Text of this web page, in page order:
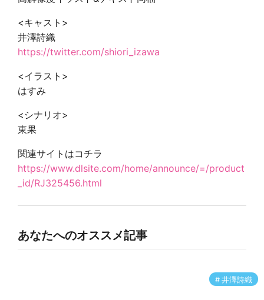
<キャスト>
井澤詩織
https://twitter.com/shiori_izawa
<イラスト>
はすみ
<シナリオ>
東果
関連サイトはコチラ
https://www.dlsite.com/home/announce/=/product
_id/RJ325456.html
あなたへのオススメ記事
井澤詩織